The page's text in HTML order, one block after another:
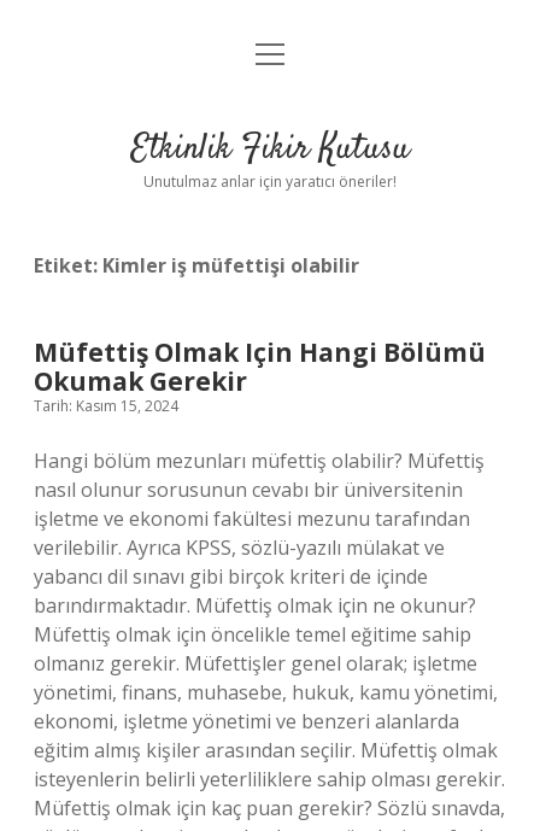
Anasayfa
Yasal Uyarı
menüyü
Etkinlik Fikir Kutusu
Unutulmaz anlar için yaratıcı öneriler!
Etiket: Kimler iş müfettişi olabilir
Müfettiş Olmak Için Hangi Bölümü
Okumak Gerekir
Tarih: Kasım 15, 2024
Hangi bölüm mezunları müfettiş olabilir? Müfettiş
nasıl olunur sorusunun cevabı bir üniversitenin
işletme ve ekonomi fakültesi mezunu tarafından
verilebilir. Ayrıca KPSS, sözlü-yazılı mülakat ve
yabancı dil sınavı gibi birçok kriteri de içinde
barındırmaktadır. Müfettiş olmak için ne okunur?
Müfettiş olmak için öncelikle temel eğitime sahip
olmanız gerekir. Müfettişler genel olarak; işletme
yönetimi, finans, muhasebe, hukuk, kamu yönetimi,
ekonomi, işletme yönetimi ve benzeri alanlarda
eğitim almış kişiler arasından seçilir. Müfettiş olmak
isteyenlerin belirli yeterliliklere sahip olması gerekir.
Müfettiş olmak için kaç puan gerekir? Sözlü sınavda,